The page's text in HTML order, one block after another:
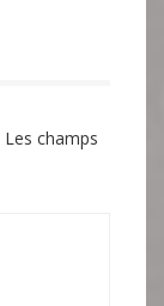
Les champs